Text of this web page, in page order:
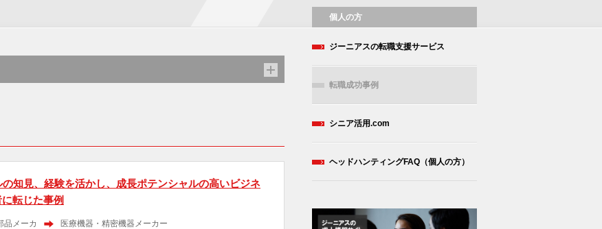
知見、経験を活かし、成長ポテンシャルの高いビジネ
転じた事例
品メーカ
医療機器・精密機器メーカー
個人の方
ジーニアスの転職支援サービス
転職成功事例
シニア活用.com
ヘッドハンティングFAQ（個人の方）